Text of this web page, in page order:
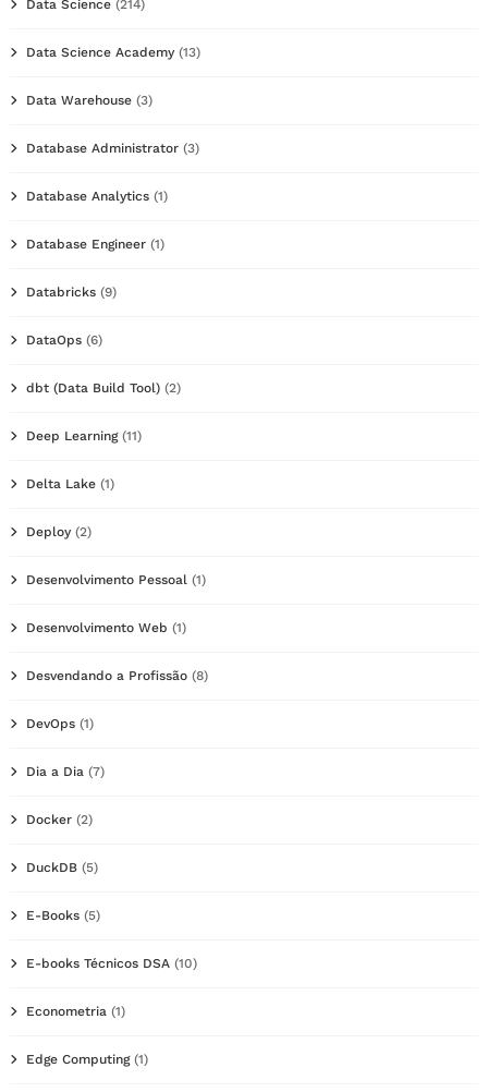
Data Science (214)
Data Science Academy (13)
Data Warehouse (3)
Database Administrator (3)
Database Analytics (1)
Database Engineer (1)
Databricks (9)
DataOps (6)
dbt (Data Build Tool) (2)
Deep Learning(11)
Delta Lake (1)
Deploy (2)
Desenvolvimento Pessoal (1)
Desenvolvimento Web (1)
Desvendando a Profissão (8)
DevOps (1)
Dia a Dia (7)
Docker (2)
DuckDB (5)
E-Books (5)
E-books Técnicos DSA (10)
Econometria (1)
Edge Computing(1)